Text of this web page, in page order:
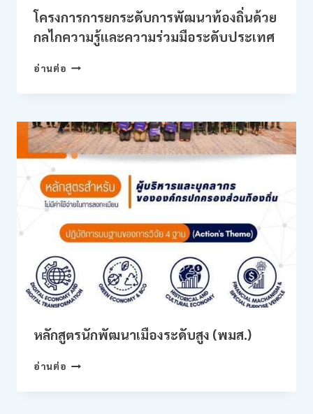
โครงการการยกระดับการพัฒนาท้องถิ่นด้วย
กลไกความรู้และความร่วมมือระดับประเทศ
อ่านต่อ โครงการ
ยก
การ
พัฒนา
ท้อง
ด้วย
กลไก
ความ
รู้
และ
ร่วม
มือ
ระดับ
หลักสูตรนักพัฒนาเมืองระดับสูง (พมส.)
อ่านต่อ หลักสูตร
พัฒนา